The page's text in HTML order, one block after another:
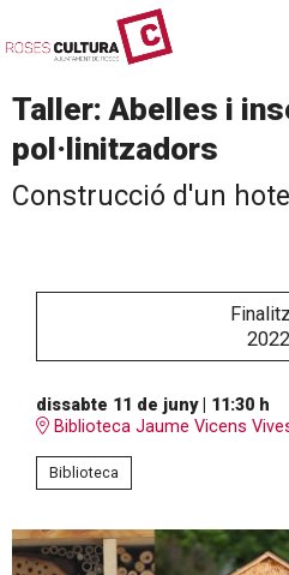
Taller: Abelles i
pol·linitzadors
Construcció d'un
2022
dissabte 11 de juny| 11:30 h
Biblioteca Jaume Vicens
Biblioteca